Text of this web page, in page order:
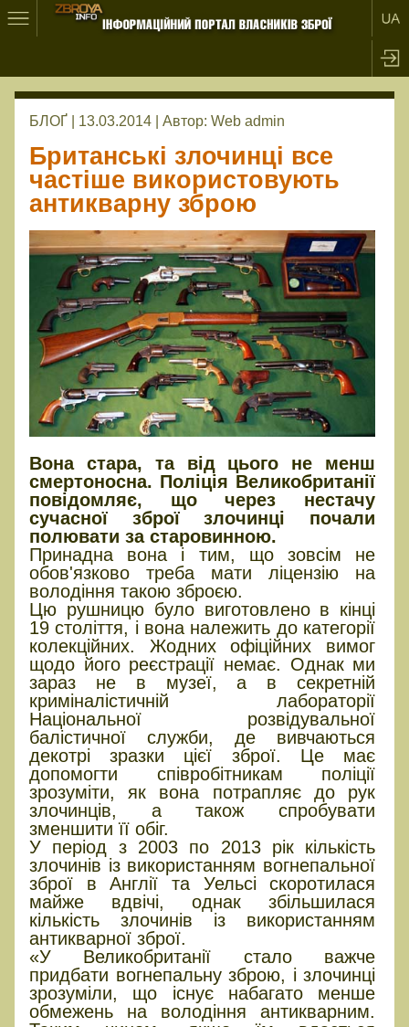
БЛОҐ | 13.03.2014 | Автор: Web admin
Британські злочинці все
частіше використовують
антикварну зброю
Вона стара, та від цього не менш
смертоносна. Поліція Великобританії
повідомляє, що через нестачу
сучасної зброї злочинці почали
полювати за старовинною.
Принадна вона і тим, що зовсім не
обов'язково треба мати ліцензію на
володіння такою зброєю.
Цю рушницю було виготовлено в кінці
19 століття, і вона належить до категорії
колекційних. Жодних офіційних вимог
щодо його реєстрації немає. Однак ми
зараз не в музеї, а в секретній
криміналістичній лабораторії
Національної розвідувальної
балістичної служби, де вивчаються
декотрі зразки цієї зброї. Це має
допомогти співробітникам поліції
зрозуміти, як вона потрапляє до рук
злочинців, а також спробувати
зменшити її обіг.
У період з 2003 по 2013 рік кількість
злочинів із використанням вогнепальної
зброї в Англії та Уельсі скоротилася
майже вдвічі, однак збільшилася
кількість злочинів із використанням
антикварної зброї.
«У Великобританії стало важче
придбати вогнепальну зброю, і злочинці
зрозуміли, що існує набагато менше
обмежень на володіння антикварним.